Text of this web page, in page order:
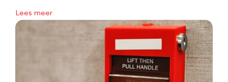
Lees meer